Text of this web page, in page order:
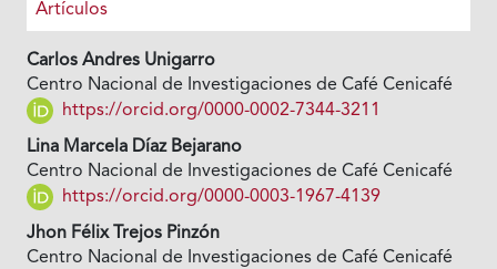
Artículos
Carlos Andres Unigarro
Centro Nacional de Investigaciones de Café Cenicafé
https://orcid.org/0000-0002-7344-3211
Lina Marcela Díaz Bejarano
Centro Nacional de Investigaciones de Café Cenicafé
https://orcid.org/0000-0003-1967-4139
Jhon Félix Trejos Pinzón
Centro Nacional de Investigaciones de Café Cenicafé